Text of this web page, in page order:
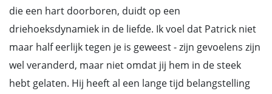
die een hart doorboren, duidt op een
driehoeksdynamiek in de liefde. Ik voel dat Patrick niet
maar half eerlijk tegen je is geweest - zijn gevoelens zijn
wel veranderd, maar niet omdat jij hem in de steek
hebt gelaten. Hij heeft al een lange tijd belangstelling